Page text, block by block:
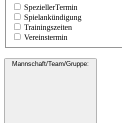
SpeziellerTermin
Spielankündigung
Trainingszeiten
Vereinstermin
Mannschaft/Team/Gruppe: